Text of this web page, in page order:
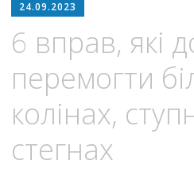
to
24.09.2023
6 вправ, які
перемогти
колінах,
стегнах